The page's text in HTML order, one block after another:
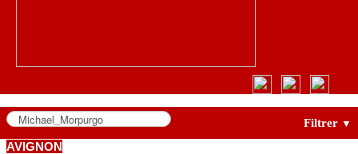
Filtrer ▼
AVIGNON